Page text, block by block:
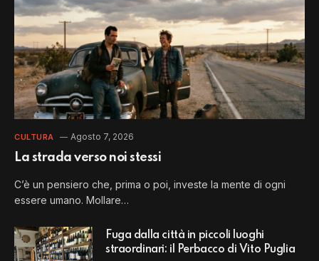
CULTURA Agosto 7, 2026
La strada verso noi stessi
C’è un pensiero che, prima o poi, investe la mente di ogni
essere umano. Mollare…
Fuga dalla città in piccoli luoghi
straordinari: il Perbacco di Vito Puglia